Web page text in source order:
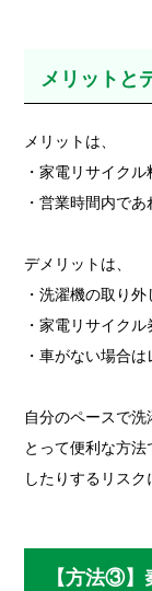
メリットと
メリットは、
・家電リサイク
・営業時間内で
デメリットは、
・洗濯機の取り
・家電リサイク
・車がない場合
自分のペースで
とって便利な方
したりするリスク
【方法③】